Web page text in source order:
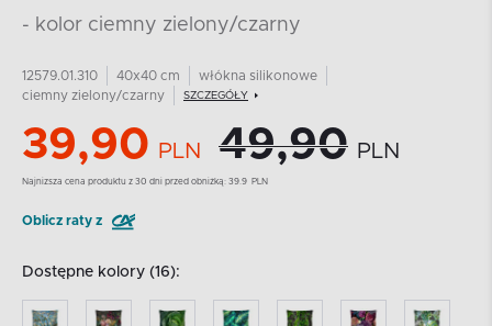
- kolor ciemny zielony/czarny
12579.01.310 40x40 cm
włókna silikonowe
ciemny zielony/czarny
SZCZEGÓŁY
39,90 PLN 49,90 PLN
Najnizsza cena produktu z 30 dni przed obniżką: 39.9 PLN
Oblicz raty z
Dostępne kolory (16):